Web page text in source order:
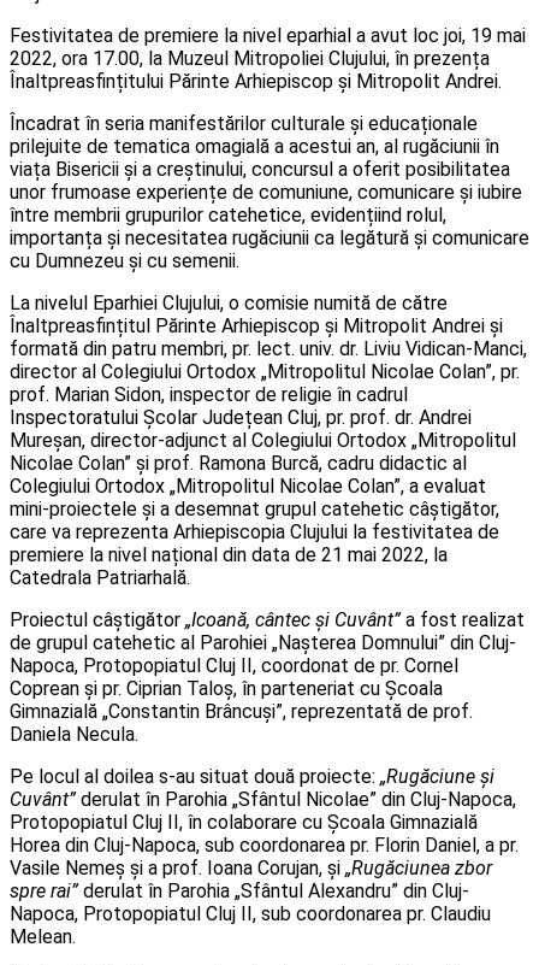
Festivitatea de premiere la nivel eparhial a avut loc joi, 19 mai
2022, ora 17.00, la Muzeul Mitropoliei Clujului, în prezența
Înaltpreasfințitului Părinte Arhiepiscop și Mitropolit Andrei.
Încadrat în seria manifestărilor culturale și educaționale
prilejuite de tematica omagială a acestui an, al rugăciunii în
viața Bisericii și a creștinului, concursul a oferit posibilitatea
unor frumoase experiențe de comuniune, comunicare și iubire
între membrii grupurilor catehetice, evidențiind rolul,
importanța și necesitatea rugăciunii ca legătură și comunicare
cu Dumnezeu și cu semenii.
La nivelul Eparhiei Clujului, o comisie numită de către
Înaltpreasfințitul Părinte Arhiepiscop și Mitropolit Andrei și
formată din patru membri, pr. lect. univ. dr. Liviu Vidican-Manci,
director al Colegiului Ortodox „Mitropolitul Nicolae Colan”, pr.
prof. Marian Sidon, inspector de religie în cadrul
Inspectoratului Școlar Județean Cluj, pr. prof. dr. Andrei
Mureșan, director-adjunct al Colegiului Ortodox „Mitropolitul
Nicolae Colan” și prof. Ramona Burcă, cadru didactic al
Colegiului Ortodox „Mitropolitul Nicolae Colan”, a evaluat
mini-proiectele și a desemnat grupul catehetic câștigător,
care va reprezenta Arhiepiscopia Clujului la festivitatea de
premiere la nivel național din data de 21 mai 2022, la
Catedrala Patriarhală.
Proiectul câștigător „Icoană, cântec și Cuvânt”a fost realizat
de grupul catehetic al Parohiei „Nașterea Domnului” din Cluj-
Napoca, Protopopiatul Cluj II, coordonat de pr. Cornel
Coprean și pr. Ciprian Taloș, în parteneriat cu Școala
Gimnazială „Constantin Brâncuși”, reprezentată de prof.
Daniela Necula.
Pe locul al doilea s-au situat două proiecte: „Rugăciune și
Cuvânt”derulat în Parohia „Sfântul Nicolae” din Cluj-Napoca,
Protopopiatul Cluj II, în colaborare cu Școala Gimnazială
Horea din Cluj-Napoca, sub coordonarea pr. Florin Daniel, a pr.
Vasile Nemeș și a prof. Ioana Corujan, și „Rugăciunea zbor
spre rai”derulat în Parohia „Sfântul Alexandru” din Cluj-
Napoca, Protopopiatul Cluj II, sub coordonarea pr. Claudiu
Melean.